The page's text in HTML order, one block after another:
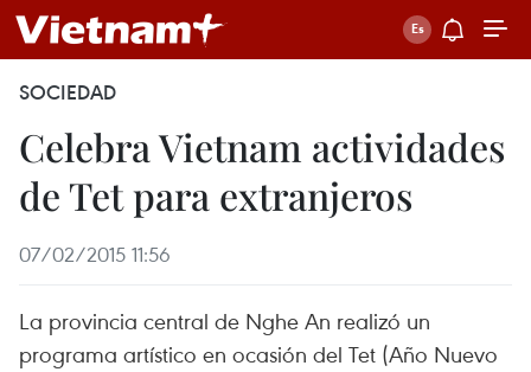
SOCIEDAD
Celebra Vietnam actividades
de Tet para extranjeros
07/02/2015 11:56
La provincia central de Nghe An realizó un
programa artístico en ocasión del Tet (Año Nuevo